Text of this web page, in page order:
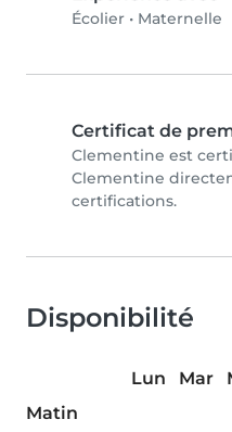
Écolier • Maternelle
Certificat de
Clementine est
Clementine
certifications.
Disponibilité
Lun Mar
Matin